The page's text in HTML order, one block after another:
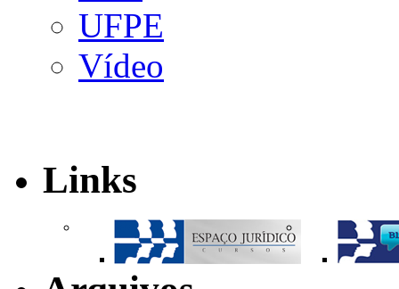
UFPE
Vídeo
Links